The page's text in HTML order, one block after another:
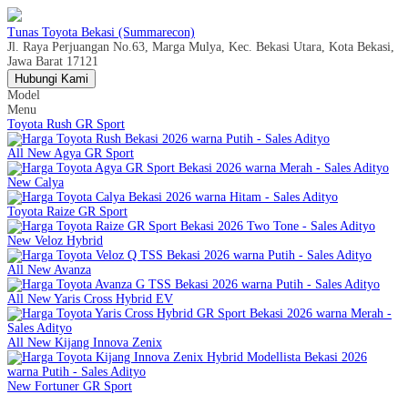
Tunas Toyota Bekasi (Summarecon)
Jl. Raya Perjuangan No.63, Marga Mulya, Kec. Bekasi Utara, Kota Bekasi,
Jawa Barat 17121
Hubungi Kami
Model
Menu
Toyota Rush GR Sport
All New Agya GR Sport
New Calya
Toyota Raize GR Sport
New Veloz Hybrid
All New Avanza
All New Yaris Cross Hybrid EV
All New Kijang Innova Zenix
New Fortuner GR Sport